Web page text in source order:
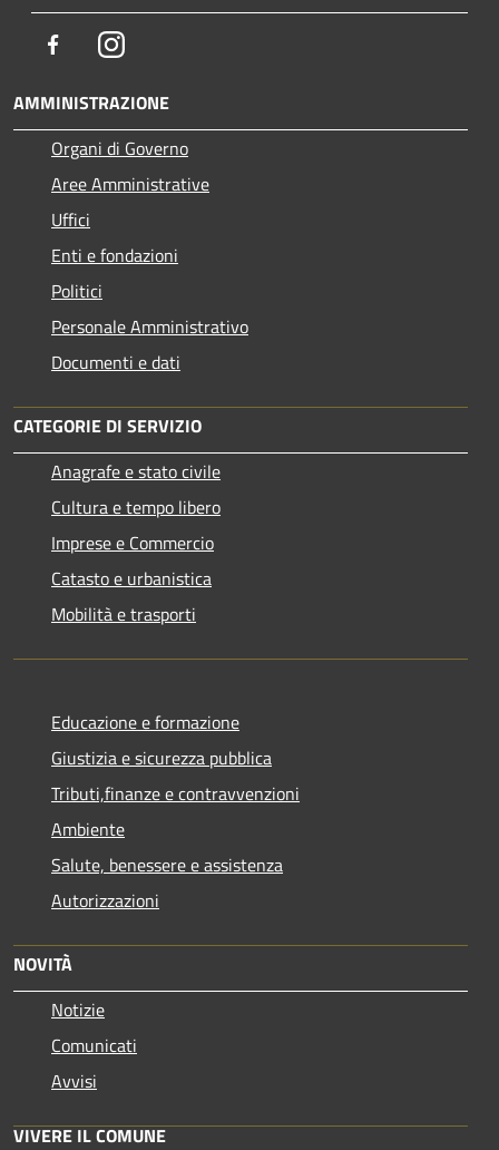
FacebookInstagram
AMMINISTRAZIONE
Organi di Governo
Aree Amministrative
Uffici
Enti e fondazioni
Politici
Personale Amministrativo
Documenti e dati
CATEGORIE DI SERVIZIO
Anagrafe e stato civile
Cultura e tempo libero
Imprese e Commercio
Catasto e urbanistica
Mobilità e trasporti
Educazione e formazione
Giustizia e sicurezza pubblica
Tributi,finanze e contravvenzioni
Ambiente
Salute, benessere e assistenza
Autorizzazioni
NOVITÀ
Notizie
Comunicati
Avvisi
VIVERE IL COMUNE